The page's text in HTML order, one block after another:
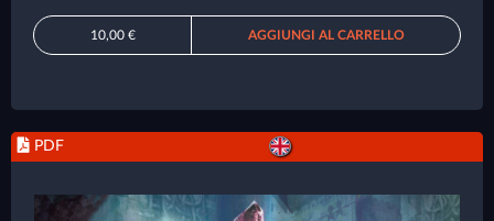
10,00 € AGGIUNGI AL CARRELLO
PDF